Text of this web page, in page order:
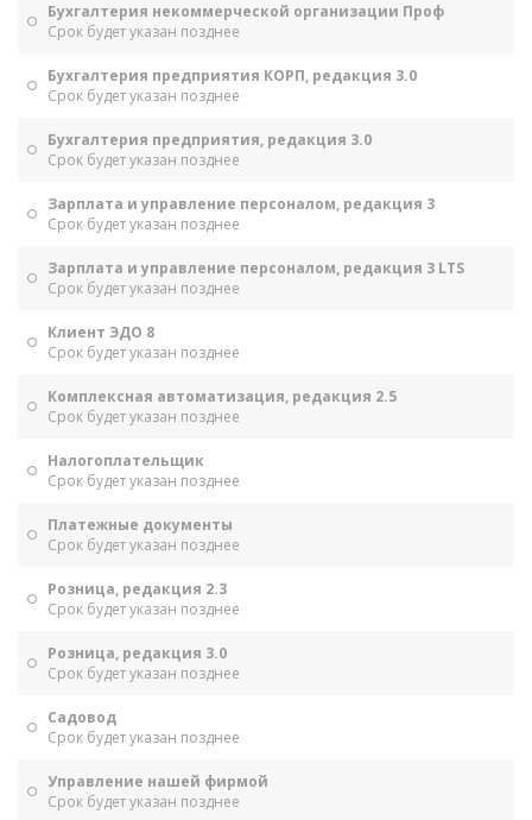
Бухгалтерия некоммерческой организации Проф
Срок будет указан позднее
Бухгалтерия предприятия КОРП, редакция 3.0
Срок будет указан позднее
Бухгалтерия предприятия, редакция 3.0
Срок будет указан позднее
Зарплата и управление персоналом, редакция 3
Срок будет указан позднее
Зарплата и управление персоналом, редакция 3 LTS
Срок будет указан позднее
Клиент ЭДО 8
Срок будет указан позднее
Комплексная автоматизация, редакция 2.5
Срок будет указан позднее
Налогоплательщик
Срок будет указан позднее
Платежные документы
Срок будет указан позднее
Розница, редакция 2.3
Срок будет указан позднее
Розница, редакция 3.0
Срок будет указан позднее
Садовод
Срок будет указан позднее
Управление нашей фирмой
Срок будет указан позднее